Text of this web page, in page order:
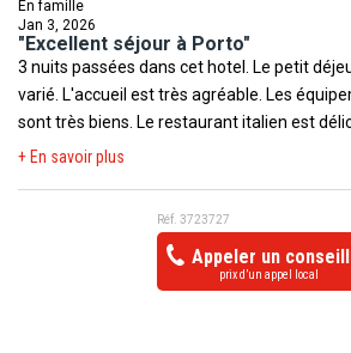
En famille
Jan 3, 2026
"Excellent séjour à Porto"
3 nuits passées dans cet hotel. Le petit
varié. L'accueil est très agréable. Les
sont très biens. Le restaurant italien est
+ En savoir plus
Réf. 3723727
Appeler un
prix d’un appel local